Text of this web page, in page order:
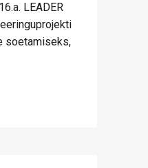
LEADER
soetamiseks,